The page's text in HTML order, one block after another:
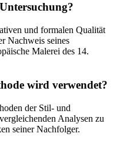
und formalen Qualität
Nachweis seines
Malerei des 14.
wird verwendet?
der Stil- und
Analysen zu
seiner Nachfolger.